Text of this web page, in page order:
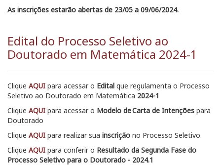
As inscrições estarão abertas de 23/05 a 09/06/2024.
Edital do Processo Seletivo ao
Doutorado em Matemática 2024-1
Clique AQUI para acessar o Edital que regulamenta o Processo
Seletivo ao Doutorado em Matemática 2024-1
Clique AQUI para acessaro Modelo de Carta de Intenções para
Doutorado
Clique AQUI para realizar sua inscrição no Processo Seletivo.
Clique AQUI para conferir o Resultado da Segunda Fase do
Processo Seletivo para o Doutorado - 2024.1